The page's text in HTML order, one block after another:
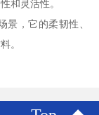
和灵活性。
景，它的柔韧性、
。